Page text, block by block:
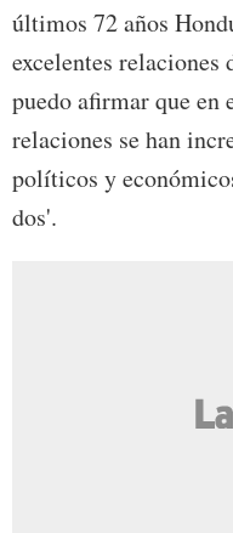
últimos 72 años
excelentes relaciones
puedo afirmar que en
relaciones se han
políticos y
dos'.